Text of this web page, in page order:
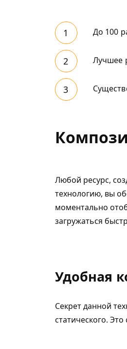
До 100
Лучшее
Любой ресурс,
технологию, вы
моментально
загружаться
Удобная
Секрет данной
статического.